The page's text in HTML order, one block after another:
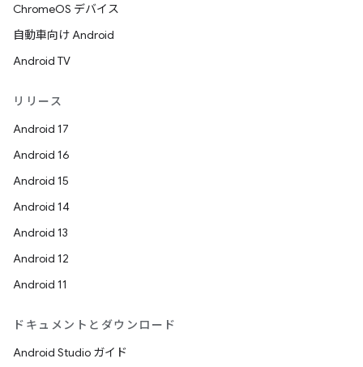
ChromeOS デバイス
自動車向け Android
Android TV
リリース
Android 17
Android 16
Android 15
Android 14
Android 13
Android 12
Android 11
ドキュメントとダウンロード
Android Studio ガイド